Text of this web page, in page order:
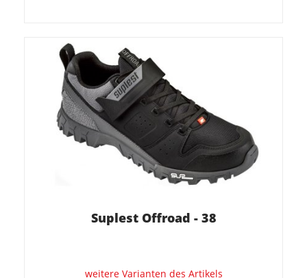
Suplest Offroad - 38
weitere Varianten des Artikels